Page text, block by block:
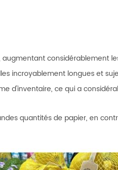
considérablement
incroyablement longues et
d'inventaire, ce qui a
quantités de papier, en